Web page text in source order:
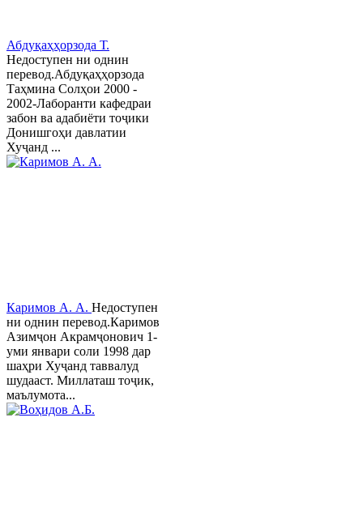
Абдуқаҳҳорзода Т.
Недоступен ни однин
перевод.Абдуқаҳҳорзода
Таҳмина Солҳои 2000 -
2002-Лаборанти кафедраи
забон ва адабиёти тоҷики
Донишгоҳи давлатии
Хуҷанд ...
Каримов А. А. Недоступен
ни однин перевод.Каримов
Азимҷон Акрамҷонович 1-
уми январи соли 1998 дар
шаҳри Хуҷанд таввалуд
шудааст. Миллаташ тоҷик,
маълумота...